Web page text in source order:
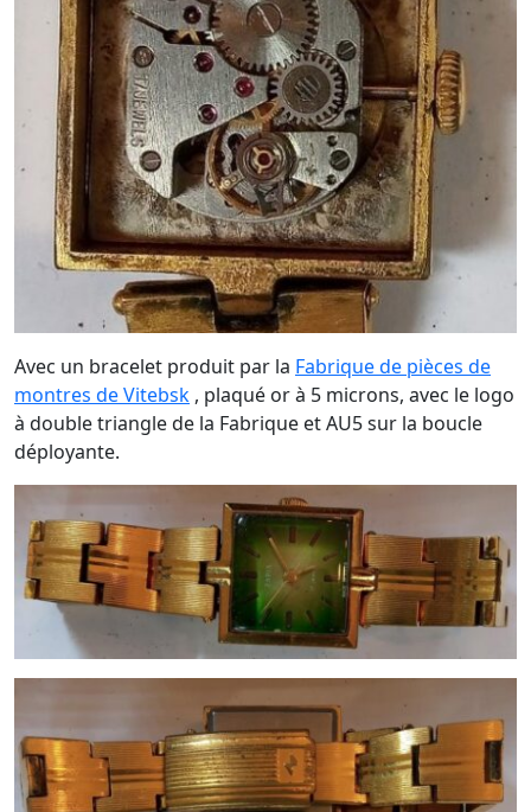
Avec un bracelet produit par la Fabrique de pièces de
montres de Vitebsk , plaqué or à 5 microns, avec le logo
à double triangle de la Fabrique et AU5 sur la boucle
déployante.